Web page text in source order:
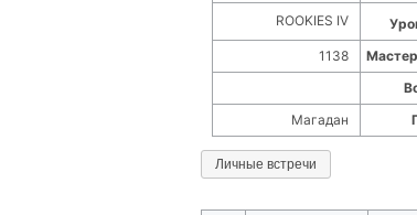
ROOKIES IV
1138
Магадан
Личные встречи